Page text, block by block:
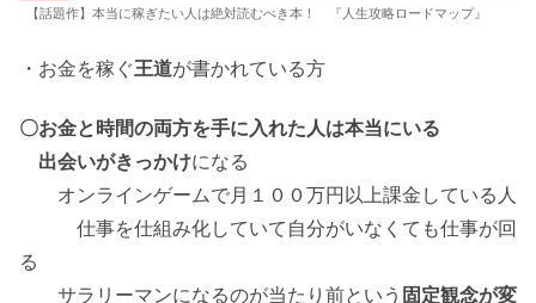
【話題作】本当に稼ぎたい人は絶対読むべき本！ 『人生攻略ロードマップ』
・お金を稼ぐ王道が書かれている方
〇お金と時間の両方を手に入れた人は本当にいる
出会いがきっかけになる
オンラインゲームで月１００万円以上課金している人
仕事を仕組み化していて自分がいなくても仕事が回
る
サラリーマンになるのが当たり前という 固定観念が変